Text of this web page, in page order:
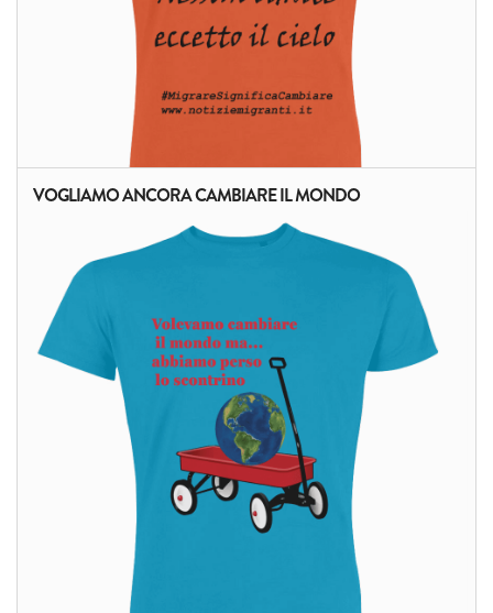
ALTRI PRODOTTI:
VOGLIAMO ANCORA CAMBIARE IL MONDO